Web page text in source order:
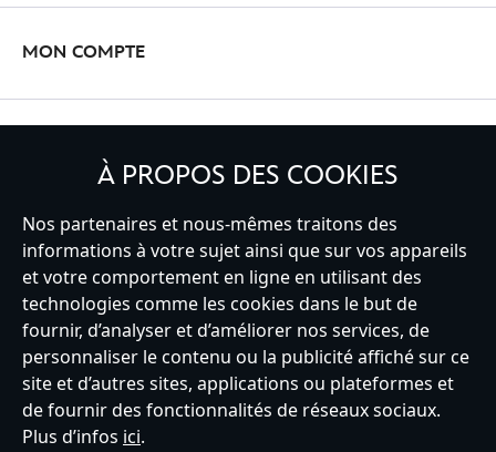
MON COMPTE
France
Service clients Conditions d’utilisation
Trouver un magasin
Plan du site
Règles de respect de la vie privée
Politique de cookies
Notice relative à la confidentialité
Conditions générales de vente
À PROPOS DES COOKIES
Nos partenaires et nous-mêmes traitons des
informations à votre sujet ainsi que sur vos appareils
et votre comportement en ligne en utilisant des
technologies comme les cookies dans le but de
fournir, d’analyser et d’améliorer nos services, de
personnaliser le contenu ou la publicité affiché sur ce
site et d’autres sites, applications ou plateformes et
de fournir des fonctionnalités de réseaux sociaux.
Plus d’infos ici.